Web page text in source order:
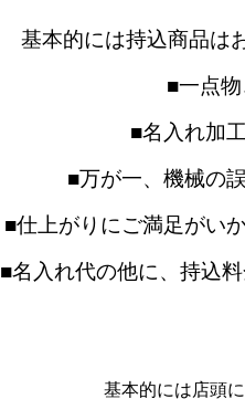
基本的には持込商品は
■一点
■名入れ加
■万が一、機械の
■仕上がりにご満足がい
■名入れ代の他に、持込
基本的には店頭